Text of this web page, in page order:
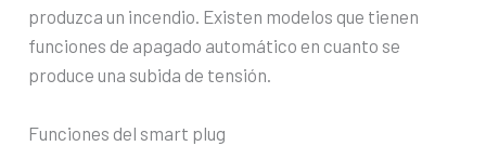
produzca un incendio. Existen modelos que tienen
funciones de apagado automático en cuanto se
produce una subida de tensión.
Funciones del smart plug